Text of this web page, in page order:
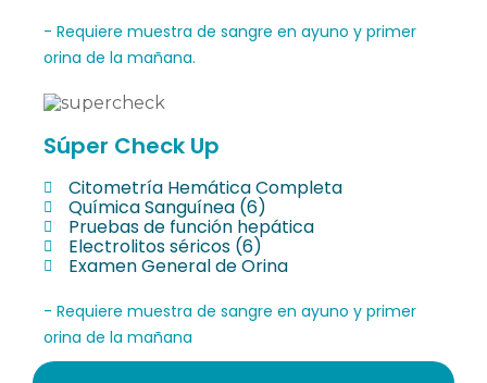
- Requiere muestra de sangre en ayuno y primer
orina de la mañana.
Súper Check Up
Citometría Hemática Completa
Química Sanguínea (6)
Pruebas de función hepática
Electrolitos séricos (6)
Examen General de Orina
- Requiere muestra de sangre en ayuno y primer
orina de la mañana